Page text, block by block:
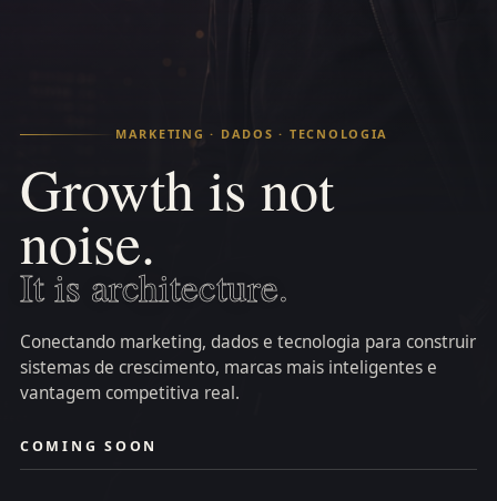
MARKETING · DADOS · TECNOLOGIA
Growth is not
noise.
It is architecture.
Conectando marketing, dados e tecnologia para construir
sistemas de crescimento, marcas mais inteligentes e
vantagem competitiva real.
COMING SOON